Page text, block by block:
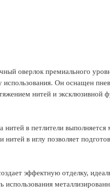
оверлок премиального
использования. Он оснащен
нитей и эксклюзивной
в петлители
нитей в иглу позволяет
эффектную отделку,
использования